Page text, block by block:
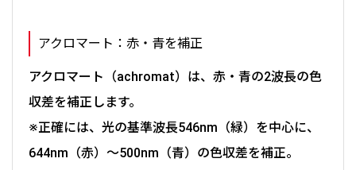
アクロマート：赤・青を補正
アクロマート（achromat）は、赤・青の2波長の色
収差を補正します。
※正確には、光の基準波長546nm（緑）を中心に、
644nm（赤）～500nm（青）の色収差を補正。